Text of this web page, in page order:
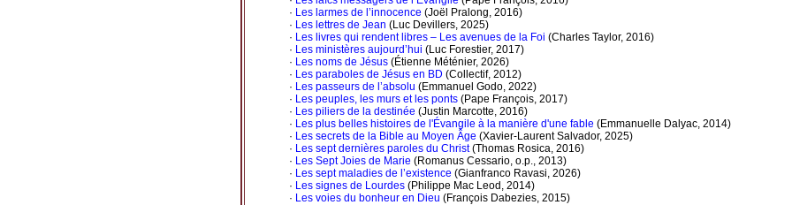
· Les larmes de l’innocence (Joël Pralong, 2016)
· Les lettres de Jean (Luc Devillers, 2025)
· Les livres qui rendent libres – Les avenues de la Foi (Charles Taylor, 2016)
· Les ministères aujourd’hui (Luc Forestier, 2017)
· Les noms de Jésus (Étienne Méténier, 2026)
· Les paraboles de Jésus en BD (Collectif, 2012)
· Les passeurs de l’absolu (Emmanuel Godo, 2022)
· Les peuples, les murs et les ponts (Pape François, 2017)
· Les piliers de la destinée (Justin Marcotte, 2016)
· Les plus belles histoires de l'Évangile à la manière d'une fable (Emmanuelle Dalyac, 2014)
· Les secrets de la Bible au Moyen Âge (Xavier-Laurent Salvador, 2025)
· Les sept dernières paroles du Christ(Thomas Rosica, 2016)
· Les Sept Joies de Marie (Romanus Cessario, o.p., 2013)
· Les sept maladies de l’existence (Gianfranco Ravasi, 2026)
· Les signes de Lourdes (Philippe Mac Leod, 2014)
· Les voies du bonheur en Dieu (François Dabezies, 2015)